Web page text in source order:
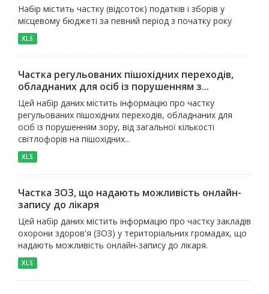
Набір містить частку (відсоток) податків і зборів у
місцевому бюджеті за певний період з початку року
XLS
Частка регульованих пішохідних переходів,
обладнаних для осіб із порушенням з...
Цей набір даних містить інформацію про частку
регульованих пішохідних переходів, обладнаних для
осіб із порушенням зору, від загальної кількості
світлофорів на пішохідних...
XLS
Частка ЗОЗ, що надають можливість онлайн-
запису до лікаря
Цей набір даних містить інформацію про частку закладів
охорони здоров'я (ЗОЗ) у територіальних громадах, що
надають можливість онлайн-запису до лікаря.
XLS